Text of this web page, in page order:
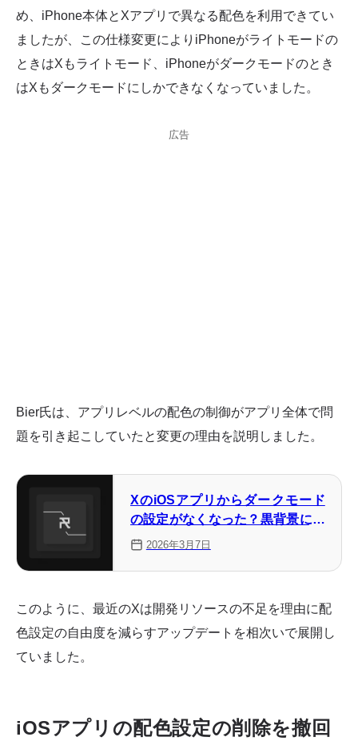
め、iPhone本体とXアプリで異なる配色を利用できてい
ましたが、この仕様変更によりiPhoneがライトモードの
ときはXもライトモード、iPhoneがダークモードのとき
はXもダークモードにしかできなくなっていました。
広告
Bier氏は、アプリレベルの配色の制御がアプリ全体で問
題を引き起こしていたと変更の理由を説明しました。
XのiOSアプリからダークモード
の設定がなくなった？黒背景にす
る・解除する方法を解説
2026年3月7日
このように、最近のXは開発リソースの不足を理由に配
色設定の自由度を減らすアップデートを相次いで展開し
ていました。
iOSアプリの配色設定の削除を撤回